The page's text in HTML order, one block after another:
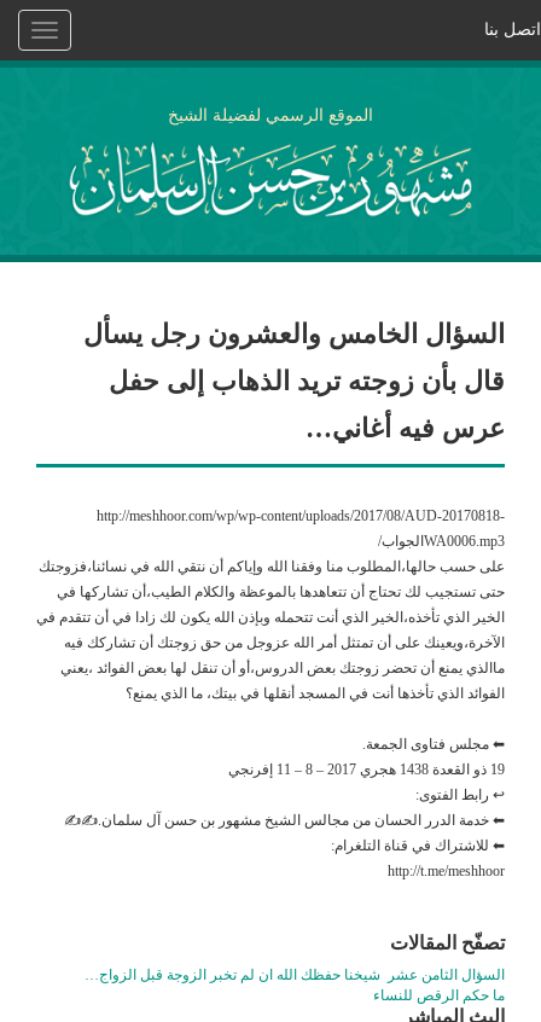
Toggle
اتصل بنا
الموقع الرسمي لفضيلة الشيخ
السؤال الخامس والعشرون رجل يسأل
قال بأن زوجته تريد الذهاب إلى حفل
عرس فيه أغاني…
http://meshhoor.com/wp/wp-content/uploads/2017/08/AUD-20170818-
WA0006.mp3الجواب/
على حسب حالها،المطلوب منا وفقنا الله وإياكم أن نتقي الله في نسائنا،فزوجتك
حتى تستجيب لك تحتاج أن تتعاهدها بالموعظة والكلام الطيب،أن تشاركها في
الخير الذي تأخذه،الخير الذي أنت تتحمله وبإذن الله يكون لك زادا في أن تتقدم في
اﻵخرة،ويعينك على أن تمتثل أمر الله عزوجل من حق زوجتك أن تشاركك فيه
ماالذي يمنع أن تحضر زوجتك بعض الدروس،أو أن تنقل لها بعض الفوائد ،يعني
الفوائد الذي تأخذها أنت في المسجد أنقلها في بيتك، ما الذي يمنع؟
⬅ مجلس فتاوى الجمعة.
19 ذو القعدة 1438 هجري 2017 – 8 – 11 إفرنجي
↩ رابط الفتوى:
⬅ خدمة الدرر الحسان من مجالس الشيخ مشهور بن حسن آل سلمان.✍✍
⬅ للاشتراك في قناة التلغرام:
http://t.me/meshhoor
تصفّح المقالات
السؤال الثامن عشر شيخنا حفظك الله ان لم تخبر الزوجة قبل الزواج…
ما حكم الرقص للنساء
البث المباشر